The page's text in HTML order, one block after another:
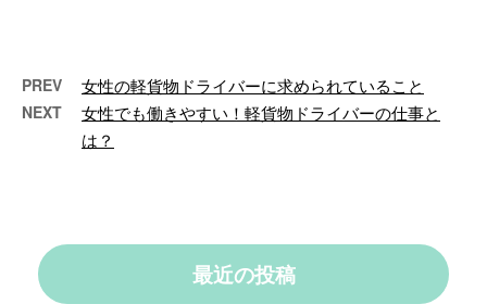
PREV 女性の軽貨物ドライバーに求められていること
NEXT
女性でも働きやすい！軽貨物ドライバーの仕事と
は？
最近の投稿